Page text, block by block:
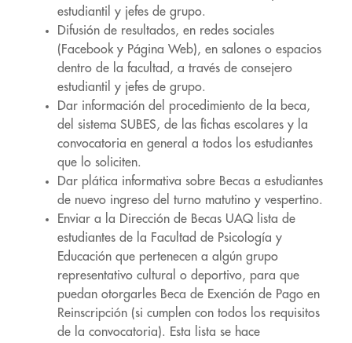
estudiantil y jefes de grupo.
Difusión de resultados, en redes sociales
(Facebook y Página Web), en salones o espacios
dentro de la facultad, a través de consejero
estudiantil y jefes de grupo.
Dar información del procedimiento de la beca,
del sistema SUBES, de las fichas escolares y la
convocatoria en general a todos los estudiantes
que lo soliciten.
Dar plática informativa sobre Becas a estudiantes
de nuevo ingreso del turno matutino y vespertino.
Enviar a la Dirección de Becas UAQ lista de
estudiantes de la Facultad de Psicología y
Educación que pertenecen a algún grupo
representativo cultural o deportivo, para que
puedan otorgarles Beca de Exención de Pago en
Reinscripción (si cumplen con todos los requisitos
de la convocatoria). Esta lista se hace